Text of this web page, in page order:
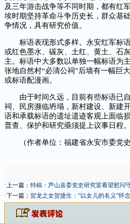
及三年游击战争等不同时期，都有红
埃时期坚持革命斗争历史长，群众基
争情况，具有研究价值。
标语表现形式多样。永安红军标语
或红色墨水、碳灰、土红、黄土、石
主。标语中大多数以单独一幅标语为
张地自然村“必清公祠”后墙有一幅巨
或标语配漫画。
由于时间久远，目前有些标语已自
祠、民房濒临坍塌，新村建设、新建
语和承载标语的遗址遗迹客观上面临
普查、保护和研究亟须提上议事日程
（作者单位：福建省永安市委党
·上一篇： 特稿：芦山县委党史研究室看望慰问
·下一篇： 贺龙之女贺捷生：“以女儿的名义”怀